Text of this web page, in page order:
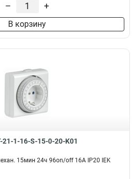
– +
В корзину
21-1-16-S-15-0-20-K01
15мин 24ч 96on/off 16А IP20 IEK